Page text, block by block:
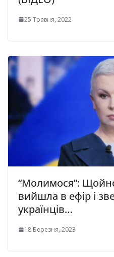
25 Травня, 2022
“Молимося”:
вийшла в ефір і
українців…
18 Березня, 2023